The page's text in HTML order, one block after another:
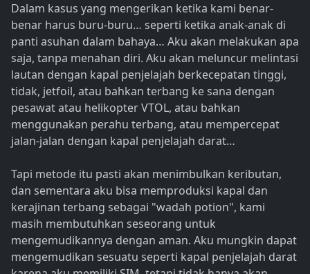
Dalam kasus yang mengerikan ketika kami benar-
benar harus buru-buru… seperti ketika anak-anak di
panti asuhan dalam bahaya… Aku akan melakukan apa
saja, tanpa menahan diri. Aku akan meluncur melintasi
lautan dengan kapal penjelajah berkecepatan tinggi,
tidak, jetfoil, atau bahkan terbang ke sana dengan
pesawat atau helikopter VTOL, atau bahkan
menggunakan perahu terbang, atau mempercepat
jalan-jalan dengan kapal penjelajah darat…
Tapi metode itu pasti akan menimbulkan keributan,
dan sementara aku bisa memproduksi kapal dan
kerajinan terbang sebagai "wadah potion", kami
masih membutuhkan seseorang untuk
mengemudikannya dengan aman. Aku mungkin dapat
mengemudikan sesuatu seperti kapal penjelajah darat